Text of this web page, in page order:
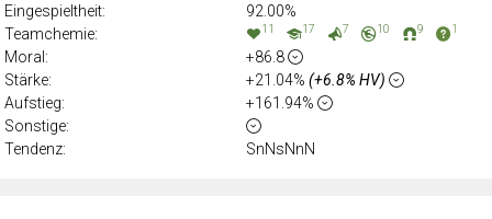
Eingespieltheit:
92.00%
Teamchemie:
11 17 7 10 9 1
Moral:
+86.8
Stärke:
+21.04% (+6.8% HV)
Aufstieg:
+161.94%
Sonstige:
Tendenz:
SnNsNnN